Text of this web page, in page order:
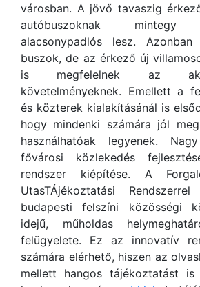
városban. A jövő tavaszig
autóbuszoknak mintegy
alacsonypadlós lesz.
buszok, de az érkező új
is megfelelnek az
követelményeknek. Emellett a
és közterek kialakításánál is
hogy mindenki számára jól
használhatóak legyenek.
fővárosi közlekedés
rendszer kiépítése. A
UtasTÁjékoztatási
budapesti felszíni közösségi
idejű, műholdas
felügyelete. Ez az innovatív
számára elérhető, hiszen az
mellett hangos tájékoztatást